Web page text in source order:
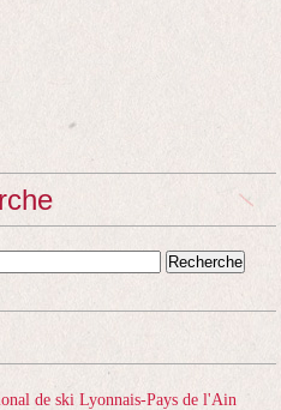
de ski Lyonnais-Pays de l'Ain